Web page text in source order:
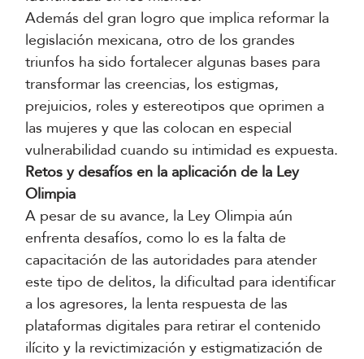
Además del gran logro que implica reformar la
legislación mexicana, otro de los grandes
triunfos ha sido fortalecer algunas bases para
transformar las creencias, los estigmas,
prejuicios, roles y estereotipos que oprimen a
las mujeres y que las colocan en especial
vulnerabilidad cuando su intimidad es expuesta.
Retos y desafíos en la aplicación de la Ley
Olimpia
A pesar de su avance, la Ley Olimpia aún
enfrenta desafíos, como lo es la falta de
capacitación de las autoridades para atender
este tipo de delitos, la dificultad para identificar
a los agresores, la lenta respuesta de las
plataformas digitales para retirar el contenido
ilícito y la revictimización y estigmatización de